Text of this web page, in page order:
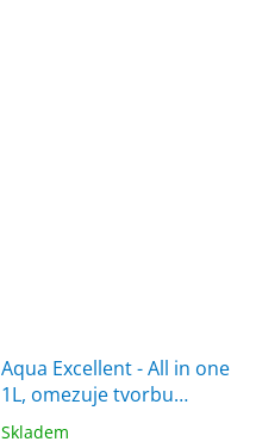
Aqua Excellent - All in one
1L, omezuje tvorbu
biofilmu
Průměrné
Skladem